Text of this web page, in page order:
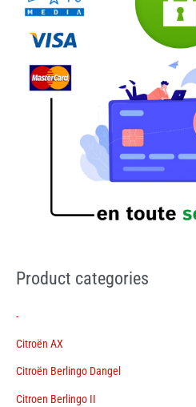
Product categories
-
Citroën AX
Citroën Berlingo Dangel
Citroen Berlingo II